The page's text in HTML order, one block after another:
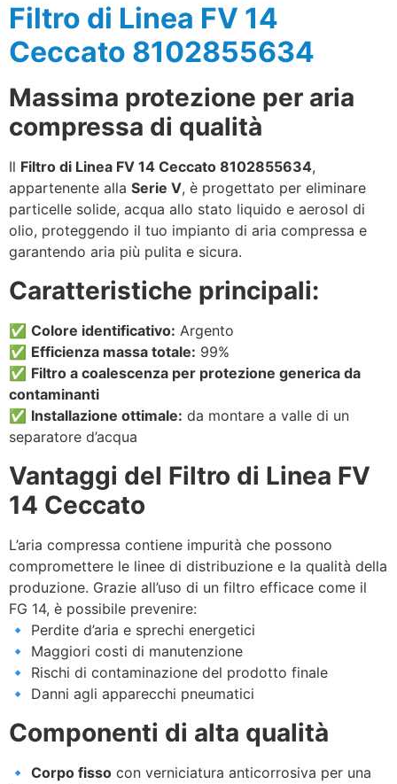
Filtro di Linea FV 14
Ceccato 8102855634
Massima protezione per aria
compressa di qualità
Il Filtro di Linea FV 14 Ceccato 8102855634,
appartenente alla Serie V, è progettato per eliminare
particelle solide, acqua allo stato liquido e aerosol di
olio, proteggendo il tuo impianto di aria compressa e
garantendo aria più pulita e sicura.
Caratteristiche principali:
✅ Colore identificativo: Argento
✅ Efficienza massa totale: 99%
✅ Filtro a coalescenza per protezione generica da
contaminanti
✅ Installazione ottimale: da montare a valle di un
separatore d’acqua
Vantaggi del Filtro di Linea FV
14 Ceccato
L’aria compressa contiene impurità che possono
compromettere le linee di distribuzione e la qualità della
produzione. Grazie all’uso di un filtro efficace come il
FG 14, è possibile prevenire:
🔹 Perdite d’aria e sprechi energetici
🔹 Maggiori costi di manutenzione
🔹 Rischi di contaminazione del prodotto finale
🔹 Danni agli apparecchi pneumatici
Componenti di alta qualità
🔹 Corpo fisso con verniciatura anticorrosiva per una